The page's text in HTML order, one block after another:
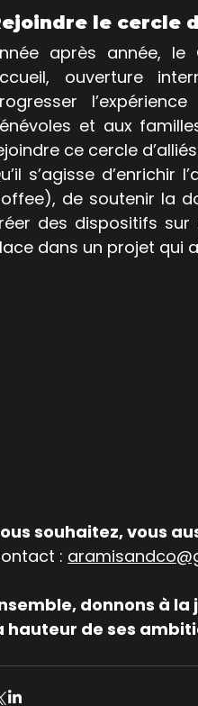
le cercle
après année, le
ouverture
et aux
ce cercle
s’agisse
de soutenir la
des dispositifs
dans un projet qui
souhaitez, vous
:
donnons à
hauteur de ses